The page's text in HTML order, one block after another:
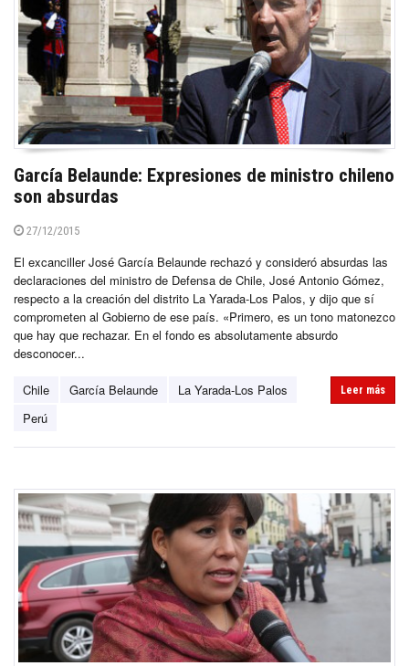
García Belaunde: Expresiones de ministro chileno
son absurdas
27/12/2015
El excanciller José García Belaunde rechazó y consideró absurdas las
declaraciones del ministro de Defensa de Chile, José Antonio Gómez,
respecto a la creación del distrito La Yarada-Los Palos, y dijo que sí
comprometen al Gobierno de ese país. «Primero, es un tono matonezco
que hay que rechazar. En el fondo es absolutamente absurdo
desconocer...
Chile García Belaunde
La Yarada-Los Palos
Perú
Leer más